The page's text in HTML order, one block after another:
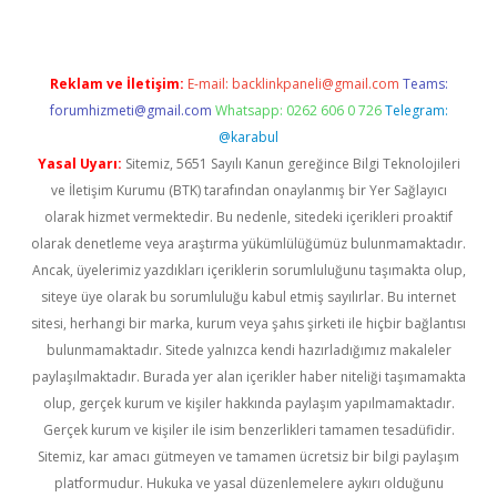
Reklam ve İletişim: E-mail: backlinkpaneli@gmail.com Teams:
forumhizmeti@gmail.com Whatsapp: 0262 606 0 726 Telegram:
@karabul
Yasal Uyarı: Sitemiz, 5651 Sayılı Kanun gereğince Bilgi Teknolojileri
ve İletişim Kurumu (BTK) tarafından onaylanmış bir Yer Sağlayıcı
olarak hizmet vermektedir. Bu nedenle, sitedeki içerikleri proaktif
olarak denetleme veya araştırma yükümlülüğümüz bulunmamaktadır.
Ancak, üyelerimiz yazdıkları içeriklerin sorumluluğunu taşımakta olup,
siteye üye olarak bu sorumluluğu kabul etmiş sayılırlar. Bu internet
sitesi, herhangi bir marka, kurum veya şahıs şirketi ile hiçbir bağlantısı
bulunmamaktadır. Sitede yalnızca kendi hazırladığımız makaleler
paylaşılmaktadır. Burada yer alan içerikler haber niteliği taşımamakta
olup, gerçek kurum ve kişiler hakkında paylaşım yapılmamaktadır.
Gerçek kurum ve kişiler ile isim benzerlikleri tamamen tesadüfidir.
Sitemiz, kar amacı gütmeyen ve tamamen ücretsiz bir bilgi paylaşım
platformudur. Hukuka ve yasal düzenlemelere aykırı olduğunu